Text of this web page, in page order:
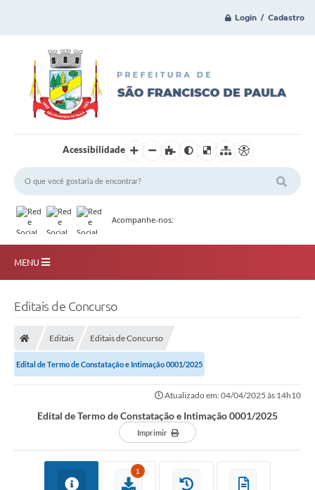
Login / Cadastro
Acessibilidade
Acompanhe-nos:
MENU
A Cidade
Coronavírus
Editais de Concurso
Editais Editais de Concurso
Edital de Termo de Constatação e Intimação 0001/2025
Atualizado em: 04/04/2025 às 14h10
Edital de Termo de Constatação e Intimação 0001/2025
Imprimir
1